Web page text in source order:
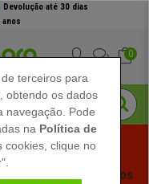
Devolução até 30 dias
0
Descontos
terceiros para
obtendo os dados
navegação. Pode
na Política de
cookies, clique no